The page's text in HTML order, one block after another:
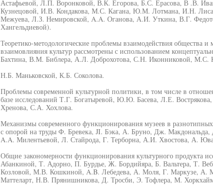
Астафьевой, Л.П. Воронковой, В.К. Егорова, Б.С. Ерасова, В .В.
Кузнецовой, И.В. Кондакова, М.С. Кагана, Ю.М. Лотмана, И.Н.
Межуева, Л.З. Немировской, A.A. Оганова, А.И. Уткина, В.Г.
Хангельдиевой).
Теоретико-методологические проблемы взаимодействия общества
взаимовлияния культур рассмотрены с использованием
Бахтина, В.М. Библера, А.Л. Доброхотова, С.Н. Иконниковой,
Н.Б. Маньковской, К.Б. Соколова.
Проблемы современной культурной политики, в том числе в
базе исследований Т.Г. Богатыревой, Ю.Ю. Басева, Л.Е.
Хренова, С.А. Хохлова.
Механизмы современного функционирования музеев в разнотипных
с опорой на труды Ф. Бревека, JI. Бэка, А. Бруно, Дж.
A.A. Милентьевой, Л. Стайрода, Г. Терборна, А.И. Хвостова, А.
Общие закономерности функционирования культурного продукта
Абанкиной, Т. Адорно, П. Бурдье, Ж. Бордийяра, Б. Вальтера, Т.
Козловой, М.В. Кошкиной, A.B. Лебедева, А. Моля, Г. Маркузе,
Маттеларт, Н.В. Прянишникова, Д. Тросби, Э. Тофлера, М.